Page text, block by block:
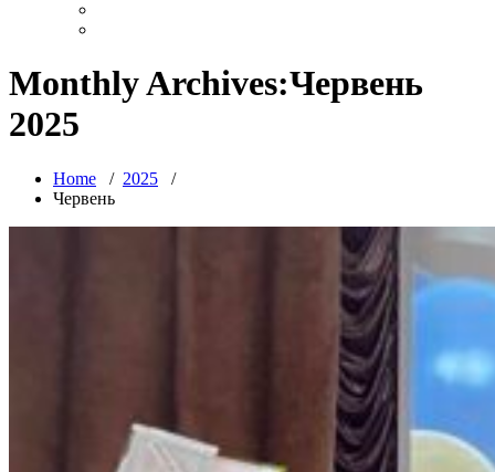
Monthly Archives:Червень
2025
Home / 2025 /
Червень